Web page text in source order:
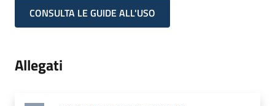
CONSULTA LE GUIDE ALL'USO
Allegati